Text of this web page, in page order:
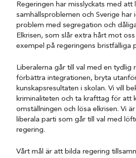
Regeringen har misslyckats med att
samhällsproblemen och Sverige
problem med segregation och
Elkrisen, som slår extra hårt mot
exempel på regeringens bristfälliga
Liberalerna går till val med en
förbättra integrationen, bryta
kunskapsresultaten i skolan. Vi vill
kriminaliteten och ta krafttag för att
omställningen och lösa elkrisen. Vi
liberala parti som går till val med
regering.
Vårt mål är att bilda regering